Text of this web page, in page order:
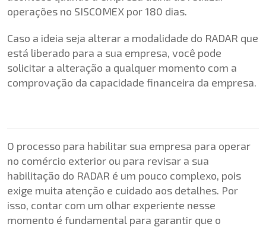
operações no SISCOMEX por 180 dias.
Caso a ideia seja alterar a modalidade do RADAR que
está liberado para a sua empresa, você pode
solicitar a alteração a qualquer momento com a
comprovação da capacidade financeira da empresa.
O processo para habilitar sua empresa para operar
no comércio exterior ou para revisar a sua
habilitação do RADAR é um pouco complexo, pois
exige muita atenção e cuidado aos detalhes. Por
isso, contar com um olhar experiente nesse
momento é fundamental para garantir que o